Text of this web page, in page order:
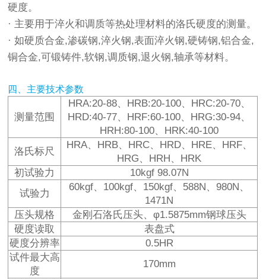
硬度。
· 主要用于淬火和调质等热处理材料的洛氏硬度的测量。
· 如硬质合金,渗碳钢,淬火钢,表面淬火钢,硬铸钢,铝合金,
铜合金,可锻铸件,软钢,调质钢,退火钢,轴承等材料。
四、主要技术参数
测量范围
HRA:20-88、HRB:20-100、HRC:20-70、
HRD:40-77、HRF:60-100、HRG:30-94、
HRH:80-100、HRK:40-100
洛氏标尺
HRA、HRB、HRC、HRD、HRE、HRF、
HRG、HRH、HRK
初试验力
10kgf 98.07N
试验力
60kgf、100kgf、150kgf、588N、980N、
1471N
压头规格
金刚石洛氏压头、φ1.5875mm钢球压头
硬度读取
表盘式
硬度分辨率
0.5HR
试件最大高
度
170mm